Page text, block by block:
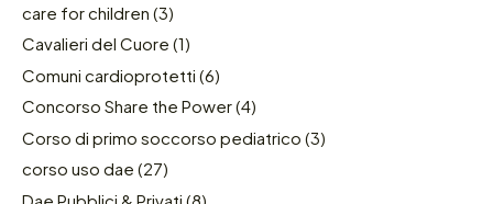
care for children (3)
Cavalieri del Cuore (1)
Comuni cardioprotetti (6)
Concorso Share the Power(4)
Corso di primo soccorso pediatrico (3)
corso uso dae (27)